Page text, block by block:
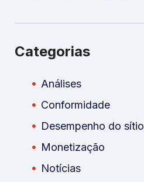
Categorias
Análises
Conformidade
Desempenho do sítio
Monetização
Notícias